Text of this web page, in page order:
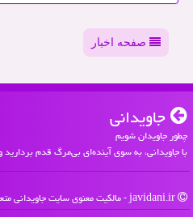
صفحه اخبار
جاویدانی
چطور جاویدان شویم
با جاویدانی، به سوی آینده‌ای بی‌مرگ قدم